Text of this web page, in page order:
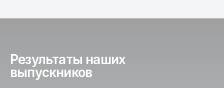
Результаты наших
выпускников